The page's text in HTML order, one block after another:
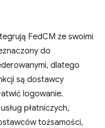
FedCM ze swoimi
do
dlatego
są dostawcy
logowanie.
płatniczych,
tożsamości,